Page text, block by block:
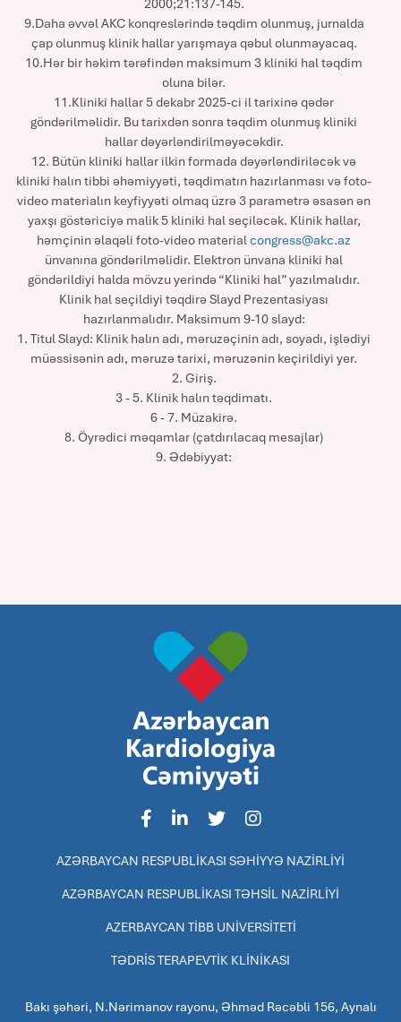
2000;21:137-145.
9.Daha əvvəl AKC konqreslərində təqdim olunmuş, jurnalda
çap olunmuş klinik hallar yarışmaya qəbul olunmayacaq.
10.Hər bir həkim tərəfindən maksimum 3 kliniki hal təqdim
oluna bilər.
11.Kliniki hallar 5 dekabr 2025-ci il tarixinə qədər
göndərilməlidir. Bu tarixdən sonra təqdim olunmuş kliniki
hallar dəyərləndirilməyəcəkdir.
12. Bütün kliniki hallar ilkin formada dəyərləndiriləcək və
kliniki halın tibbi əhəmiyyəti, təqdimatın hazırlanması və foto-
video materialın keyfiyyəti olmaq üzrə 3 parametrə əsasən ən
yaxşı göstəriciyə malik 5 kliniki hal seçiləcək. Klinik hallar,
həmçinin əlaqəli foto-video materialcongress@akc.az
ünvanına göndərilməlidir. Elektron ünvana kliniki hal
göndərildiyi halda mövzu yerində “Kliniki hal” yazılmalıdır.
Klinik hal seçildiyi təqdirə Slayd Prezentasiyası
hazırlanmalıdır. Maksimum 9-10 slayd:
1. Titul Slayd: Klinik halın adı, məruzəçinin adı, soyadı, işlədiyi
müəssisənin adı, məruzə tarixi, məruzənin keçirildiyi yer.
2. Giriş.
3 - 5. Klinik halın təqdimatı.
6 - 7. Müzakirə.
8. Öyrədici məqamlar (çatdırılacaq mesajlar)
9. Ədəbiyyat:
AZƏRBAYCAN RESPUBLİKASI SƏHİYYƏ NAZİRLİYİ
AZƏRBAYCAN RESPUBLİKASI TƏHSİL NAZİRLİYİ
AZERBAYCAN TİBB UNİVERSİTETİ
TƏDRİS TERAPEVTİK KLİNİKASI
Bakı şəhəri, N.Nərimanov rayonu, Əhməd Rəcəbli 156, Aynalı